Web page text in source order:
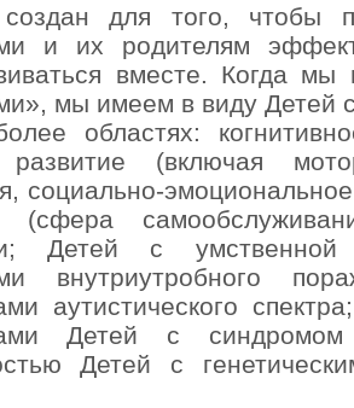
для того, чтобы
и их родителям
вместе. Когда
мы имеем в виду Детей
областях:
развитие (включая
социально-
(сфера
Детей с
внутриутробного
аутистического
Детей с
Детей с